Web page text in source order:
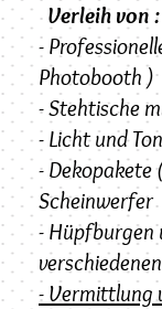
Verleih von :
-
Photobooth )
- Stehtische
- Licht und
- Dekopakete
Scheinwerfer
- Hüpfburgen
- Vermittlung